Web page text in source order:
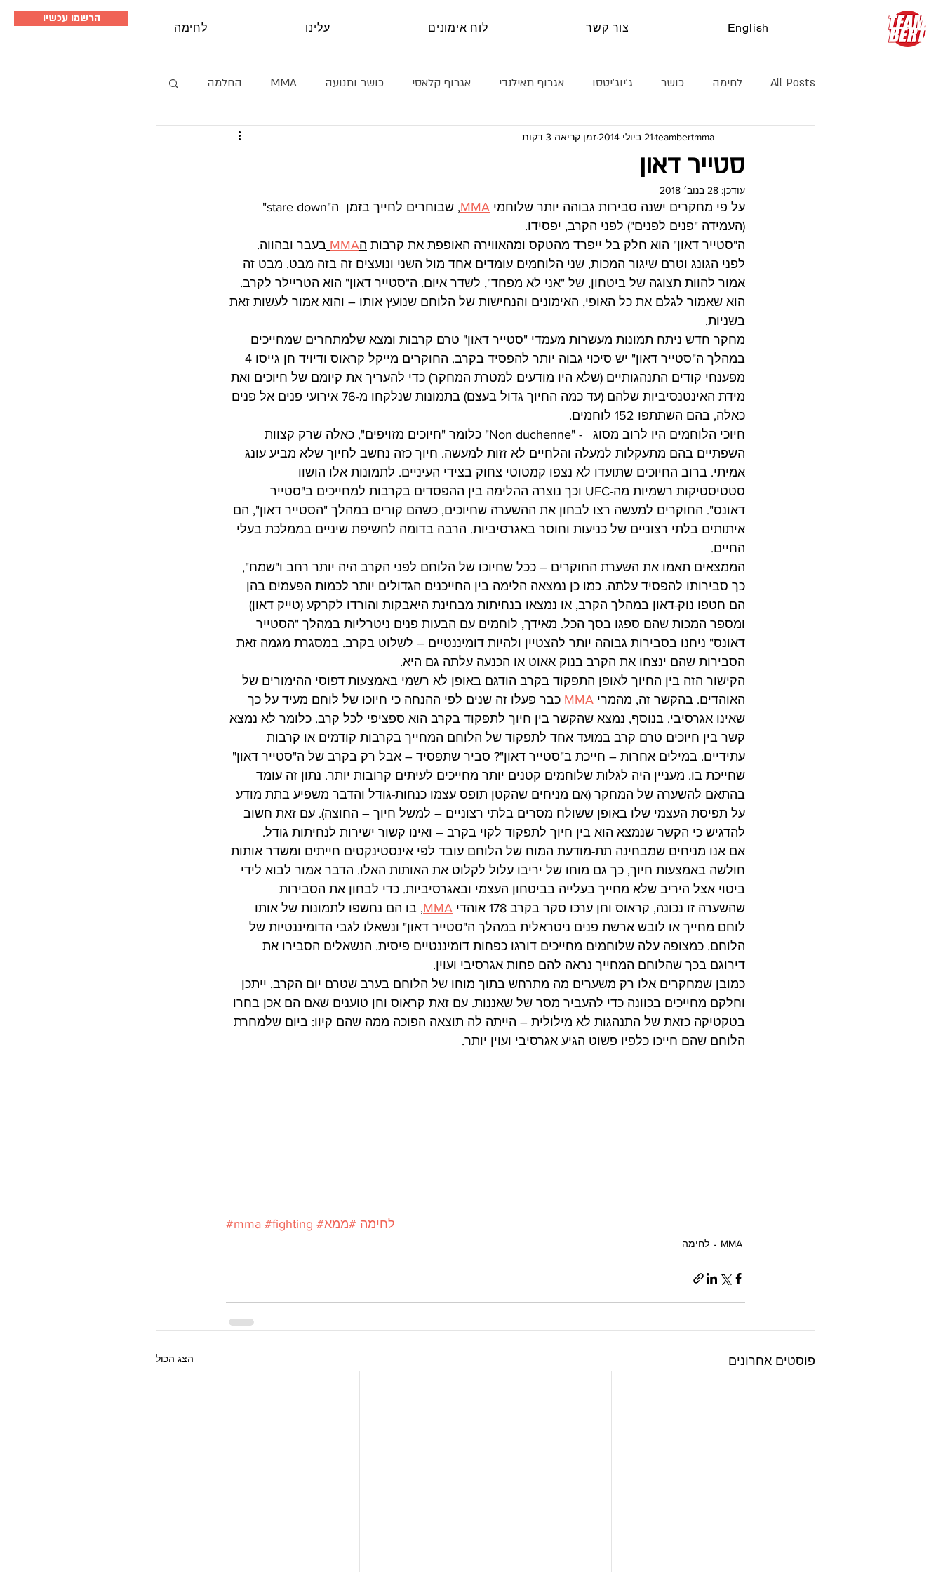
הרשמו עכשיו
לחימה עלינו לוח אימונים צור קשר English
All Posts לחימה כושר ג׳יוג׳יטסו אגרוף תאילנדי אגרוף קלאסי כושר ותנועה MMA החלמה
דרך חיים הגנה עצמית קראטה
סטייר דאון
teambertmma 21 ביולי 2014 זמן קריאה 3 דקות
עודכן: 28 בנוב׳ 2018
על פי מחקרים ישנה סבירות גבוהה יותר שלוחמי MMA
, שבוחרים לחייך בזמן  ה"stare down"
(העמידה "פנים לפנים") לפני הקרב, יפסידו.
ה"סטייר דאון" הוא חלק בל ייפרד מהטקס ומהאווירה האופפת את קרבות הMMA בעבר ובהווה.
לפני הגונג וטרם שיגור המכות, שני הלוחמים עומדים אחד מול השני ונועצים זה בזה מבט. מבט זה
אמור להוות תצוגה של ביטחון, של "אני לא מפחד", לשדר איום. ה"סטייר דאון" הוא הטריילר לקרב.
הוא שאמור לגלם את כל האופי, האימונים והנחישות של הלוחם שנועץ אותו – והוא אמור לעשות זאת
בשניות.
מחקר חדש ניתח תמונות מעשרות מעמדי "סטייר דאון" טרם קרבות ומצא שלמתחרים שמחייכים
מפענחי קודים התנהגותיים (שלא היו מודעים למטרת המחקר) כדי להעריך את קיומם של חיוכים ואת
מידת האינטנסיביות שלהם (עד כמה החיוך גדול בעצם) בתמונות שנלקחו מ-76 אירועי פנים אל פנים
כאלה, בהם השתתפו 152 לוחמים.
חיוכי הלוחמים היו לרוב מסוג   - "Non duchenne" כלומר "חיוכים מזויפים", כאלה שרק קצוות
השפתיים בהם מתעקלות למעלה והלחיים לא זזות למעשה. חיוך כזה נחשב לחיוך שלא מביע עונג
אמיתי. ברוב החיוכים שתועדו לא נצפו קמטוטי צחוק בצידי העיניים. לתמונות אלו הושוו
סטטיסטיקות רשמיות מה-UFC וכך נוצרה ההלימה בין ההפסדים בקרבות למחייכים ב"סטייר
דאונס". החוקרים למעשה רצו לבחון את ההשערה שחיוכים, כשהם קורים במהלך "הסטייר דאון", הם
איתותים בלתי רצוניים של כניעות וחוסר באגרסיביות. הרבה בדומה לחשיפת שיניים בממלכת בעלי
החיים.
הממצאים תאמו את השערת החוקרים – ככל שחיוכו של הלוחם לפני הקרב היה יותר רחב ו"שמח",
כך סבירותו להפסיד עלתה. כמו כן נמצאה הלימה בין החייכנים הגדולים יותר לכמות הפעמים בהן
הם חטפו נוק-דאון במהלך הקרב, או נמצאו בנחיתות מבחינת היאבקות והורדו לקרקע (טייק דאון)
ומספר המכות שהם ספגו בסך הכל. מאידך, לוחמים עם הבעות פנים ניטרליות במהלך "הסטייר
דאונס" ניחנו בסבירות גבוהה יותר להצטיין ולהיות דומיננטיים – לשלוט בקרב. במסגרת מגמה זאת
הסבירות שהם ינצחו את הקרב בנוק אאוט או הכנעה עלתה גם היא.
הקישור הזה בין החיוך לאופן התפקוד בקרב הודגם באופן לא רשמי באמצעות דפוסי ההימורים של
האוהדים. בהקשר זה, מהמרי MMA כבר פעלו זה שנים לפי ההנחה כי חיוכו של לוחם מעיד על כך
שאינו אגרסיבי. בנוסף, נמצא שהקשר בין חיוך לתפקוד בקרב הוא ספציפי לכל קרב. כלומר לא נמצא
קשר בין חיוכים טרם קרב במועד אחד לתפקוד של הלוחם המחייך בקרבות קודמים או קרבות
עתידיים. במילים אחרות – חייכת ב"סטייר דאון"? סביר שתפסיד – אבל רק בקרב של ה"סטייר דאון"
שחייכת בו. מעניין היה לגלות שלוחמים קטנים יותר מחייכים לעיתים קרובות יותר. נתון זה עומד
בהתאם להשערה של המחקר (אם מניחים שהקטן תופס עצמו כנחות-גודל והדבר משפיע בתת מודע
על תפיסת העצמי שלו באופן ששולח מסרים בלתי רצוניים – למשל חיוך – החוצה). עם זאת חשוב
להדגיש כי הקשר שנמצא הוא בין חיוך לתפקוד לקוי בקרב – ואינו קשור ישירות לנחיתות גודל.
אם אנו מניחים שמבחינה תת-מודעת המוח של הלוחם עובד לפי אינסטינקטים חייתים ומשדר אותות
חולשה באמצעות חיוך, כך גם מוחו של יריבו עלול לקלוט את האותות האלו. הדבר אמור לבוא לידי
ביטוי אצל היריב שלא מחייך בעלייה בביטחון העצמי ובאגרסיביות. כדי לבחון את הסבירות
שהשערה זו נכונה, קראוס וחן ערכו סקר בקרב 178 אוהדי
MMA, בו הם נחשפו לתמונות של אותו
לוחם מחייך או לובש ארשת פנים ניטראלית במהלך ה"סטייר דאון" ונשאלו לגבי הדומיננטיות של
הלוחם. כמצופה עלה שלוחמים מחייכים דורגו כפחות דומיננטיים פיסית. הנשאלים הסבירו את
דירוגם בכך שהלוחם המחייך נראה להם פחות אגרסיבי ועוין.
כמובן שמחקרים אלו רק משערים מה מתרחש בתוך מוחו של הלוחם בערב שטרם יום הקרב. ייתכן
וחלקם מחייכים בכוונה כדי להעביר מסר של שאננות. עם זאת קראוס וחן טוענים שאם הם אכן בחרו
בטקטיקה כזאת של התנהגות לא מילולית – הייתה לה תוצאה הפוכה ממה שהם קיוו: ביום שלמחרת
הלוחם שהם חייכו כלפיו פשוט הגיע אגרסיבי ועוין יותר.
#mma #fighting #לחימה #ממא
MMA לחימה
פוסטים אחרונים הצג הכול